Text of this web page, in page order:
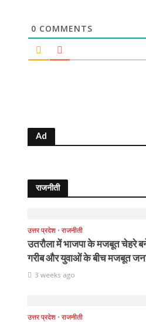
0 COMMENTS
Ad
राजनीती
उत्तर प्रदेश • राजनीती
उतरौला में भाजपा के मजबूत चेहरे बने
गरीब और युवाओं के बीच मजबूत
3 weeks ago
उत्तर प्रदेश • राजनीती